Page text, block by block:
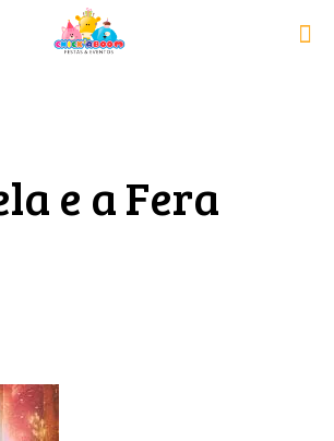
e a Fera